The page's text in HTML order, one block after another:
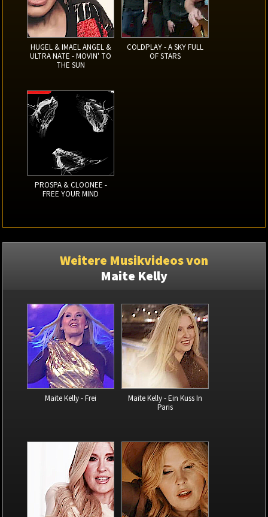
HUGEL & IMAEL ANGEL &
ULTRA NATE - MOVIN' TO
THE SUN
COLDPLAY - A SKY FULL
OF STARS
PROSPA & CLOONEE -
FREE YOUR MIND
Weitere Musikvideos von
Maite Kelly
Maite Kelly - Frei
Maite Kelly - Ein Kuss In
Paris